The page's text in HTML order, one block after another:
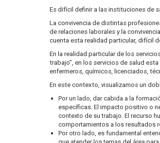
Es difícil definir a las instituciones de
La convivencia de distintas
de relaciones laborales y la
cuenta esta realidad particular, difícil
En la realidad particular de los
trabajo”, en los servicios de salud
enfermeros, químicos, licenciados,
En este contexto, visualizamos un
Por un lado, dar cabida a la
específicas. El impacto positivo o
contexto de su trabajo. El recurso
comportamientos a los resultados
Por otro lado, es fundamental